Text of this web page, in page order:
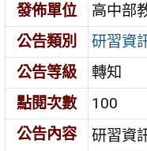
發佈單位
高中部
公告類別
研習資
公告等級
轉知
點閱次數
100
公告內容
研習資